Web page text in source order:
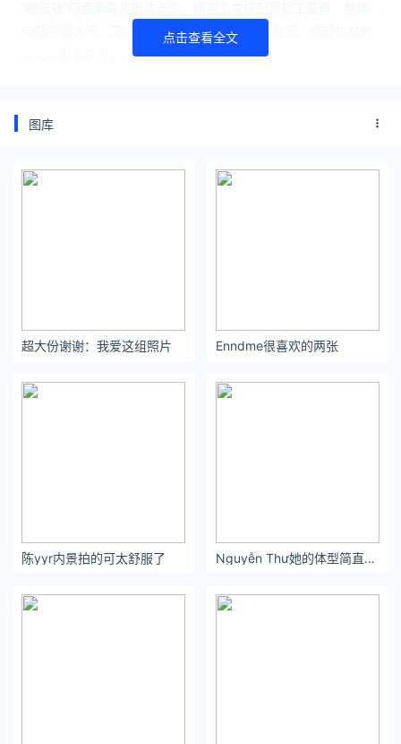
搭配舒适休闲，同时印花的卡通设计也不失童趣感。轻轻松松的
帅被老秦拿捏得很好。
大家翘首以盼的“经典老番”《花儿与少年》即将开始新一季的录
最近因为那句洗脑到不行的“你是我的神”，成功把“快男考古潮”带
起来了，那些青春的回忆如今也再次“文艺复兴”了哈哈。
5月4日，苏醒现身长沙黄花机场
没错，苏醒这个名字是不是也唤醒你的DNA了，他与陈楚生等其
点击查看全文
图库
超大份谢谢：我爱这组照片 Enndme很喜欢的两张 ​​​​
陈yyr内景拍的可太舒服了 ​​​​ Nguyễn Thư她的体型简直是完美，是真正的仙女下凡，人间绝色